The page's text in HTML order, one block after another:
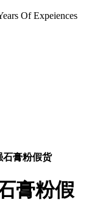
Of Expeiences
石膏粉假货
膏粉假